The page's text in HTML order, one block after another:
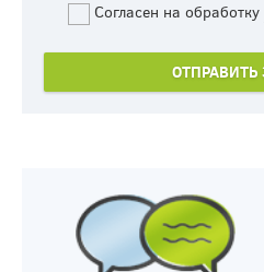
Согласен на обработку